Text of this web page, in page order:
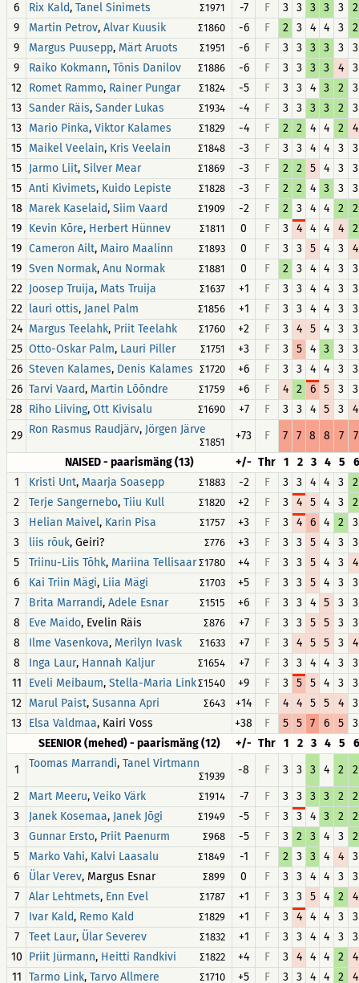
6
Rix Kald, Tanel Sinimets ∑1971 -7 F 3 3 3 3 3
2
9
Martin Petrov, Alvar Kuusik ∑1860 -6 F 2 3 4 4 3
2
9
Margus Puusepp, Märt Aruots ∑1951 -6 F 3 3 3 3 3
3
9
Raiko Kokmann, Tõnis Danilov ∑1886 -6 F 3 3 3 3 4
3
12 Romet Rammo, Rainer Pungar ∑1824 -5 F 3 3 4 3 2
3
13 Sander Räis, Sander Lukas ∑1934 -4 F 3 3 3 3 2
3
13 Mario Pinka, Viktor Kalames ∑1829 -4 F 2 2 4 4 2
4
15 Maikel Veelain, Kris Veelain ∑1848 -3 F 3 3 4 4 3
3
15 Jarmo Liit, Silver Mear ∑1869 -3 F 2 2 5 4 3
3
15 Anti Kivimets, Kuido Lepiste ∑1828 -3 F 2 2 4 3 3
3
18 Marek Kaselaid, Siim Vaard ∑1909 -2 F 2 3 4 4 2
2
19 Kevin Kõre, Herbert Hünnev ∑1811 0 F 3 4 4 4 4
2
19 Cameron Ailt, Mairo Maalinn ∑1893 0 F 3 3 5 4 3
4
19 Sven Normak, Anu Normak ∑1881 0 F 2 3 4 4 3
3
22 Joosep Truija, Mats Truija ∑1637 +1 F 3 3 4 4 3
3
22 lauri ottis, Janel Palm ∑1856 +1 F 3 3 4 4 3
3
24 Margus Teelahk, Priit Teelahk ∑1760 +2 F 3 4 5 4 3
3
25 Otto-Oskar Palm, Lauri Piller ∑1751 +3 F 3 5 4 3 3
3
26 Steven Kalames, Denis Kalames ∑1720 +6 F 3 3 4 4 3
3
26 Tarvi Vaard, Martin Lõõndre ∑1759 +6 F 4 2 6 5 3
3
28 Riho Liiving, Ott Kivisalu ∑1690 +7 F 3 3 4 5 3
4
29 Ron Rasmus Raudjärv, Jörgen Järve
∑1851 +73 F 7 7 8 8 7
7
NAISED - paarismäng (13)
+/- Thr 1 2 3 4 5
6
1
Kristi Unt, Maarja Soasepp ∑1883 -2 F 3 3 4 4 3
2
2
Terje Sangernebo, Tiiu Kull ∑1820 +2 F 3 4 5 4 3
2
3
Helian Maivel, Karin Pisa ∑1757 +3 F 3 4 6 4 2
3
3
liis rõuk, Geiri? ∑776 +3 F 3 3 5 4 3
3
5
Triinu-Liis Tõhk, Mariina Tellisaar ∑1780 +4 F 3 3 5 4 3
4
6
Kai Triin Mägi, Liia Mägi ∑1703 +5 F 3 3 5 4 3
3
7
Brita Marrandi, Adele Esnar ∑1515 +6 F 3 3 4 5 3
3
8
Eve Maido, Evelin Räis ∑876 +7 F 3 3 5 5 3
3
8
Ilme Vasenkova, Merilyn Ivask ∑1633 +7 F 3 4 5 5 3
4
8
Inga Laur, Hannah Kaljur ∑1654 +7 F 3 3 4 4 3
3
11
Eveli Meibaum, Stella-Maria Link∑1540 +9 F 3 5 5 4 3
3
12 Marul Paist, Susanna Apri ∑643 +14 F 4 4 5 5 4
3
13 Elsa Valdmaa, Kairi Voss +38 F 5 5 7 6 5
3
SEENIOR (mehed) - paarismäng (12)
+/- Thr 1 2 3 4 5
6
1
Toomas Marrandi, Tanel Virtmann
∑1939 -8 F 3 3 3 4 2
2
2
Mart Meeru, Veiko Värk ∑1914 -7 F 3 3 3 3 2
2
3
Janek Kosemaa, Janek Jõgi ∑1949 -5 F 3 3 4 3 2
2
3
Gunnar Ersto, Priit Paenurm ∑968 -5 F 3 2 3 4 3
2
5
Marko Vahi, Kalvi Laasalu ∑1849 -1 F 2 3 3 4 4
3
6
Ülar Verev, Margus Esnar ∑899 0 F 3 3 4 4 3
3
7
Alar Lehtmets, Enn Evel ∑1787 +1 F 3 3 5 4 2
4
7
Ivar Kald, Remo Kald ∑1829 +1 F 3 4 4 4 3
3
7
Teet Laur, Ülar Severev ∑1832 +1 F 3 3 4 4 3
3
10 Priit Jürmann, Heitti Randkivi ∑1822 +4 F 3 4 4 4 2
4
11 Tarmo Link, Tarvo Allmere ∑1710 +5 F 3 3 4 4 2 4